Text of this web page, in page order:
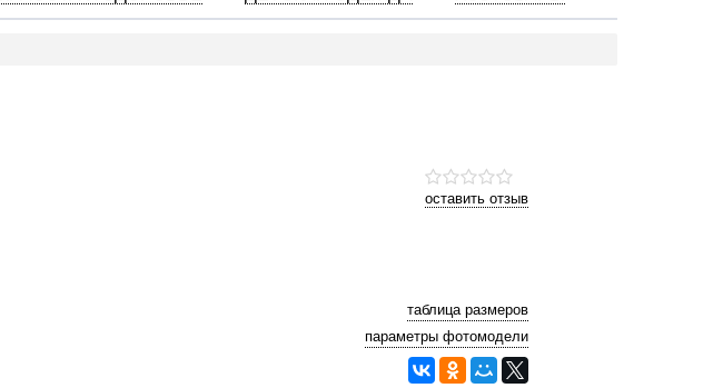
оставить отзыв
таблица размеров
параметры фотомодели